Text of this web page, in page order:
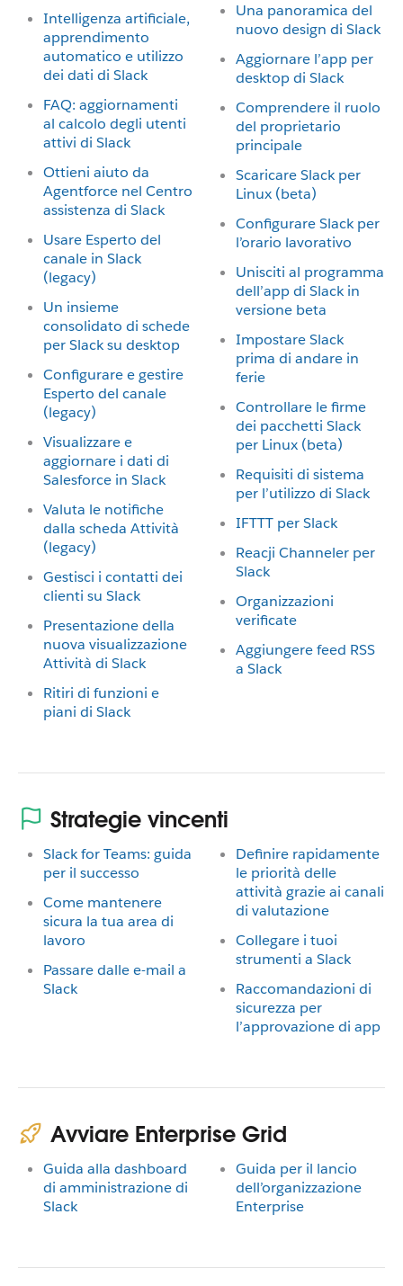
Intelligenza artificiale,
apprendimento
automatico e utilizzo
dei dati di Slack
FAQ: aggiornamenti
al calcolo degli utenti
attivi di Slack
Ottieni aiuto da
Agentforce nel Centro
assistenza di Slack
Usare Esperto del
canale in Slack
(legacy)
Un insieme
consolidato di schede
per Slack su desktop
Configurare e gestire
Esperto del canale
(legacy)
Visualizzare e
aggiornare i dati di
Salesforce in Slack
Valuta le notifiche
dalla scheda Attività
(legacy)
Gestisci i contatti dei
clienti su Slack
Presentazione della
nuova visualizzazione
Attività di Slack
Ritiri di funzioni e
piani di Slack
Una panoramica del
nuovo design di Slack
Aggiornare l’app per
desktop di Slack
Comprendere il ruolo
del proprietario
principale
Scaricare Slack per
Linux (beta)
Configurare Slack per
l’orario lavorativo
Unisciti al programma
dell’app di Slack in
versione beta
Impostare Slack
prima di andare in
ferie
Controllare le firme
dei pacchetti Slack
per Linux (beta)
Requisiti di sistema
per l’utilizzo di Slack
IFTTT per Slack
Reacji Channeler per
Slack
Organizzazioni
verificate
Aggiungere feed RSS
a Slack
Strategie vincenti
Slack for Teams: guida
per il successo
Come mantenere
sicura la tua area di
lavoro
Passare dalle e-mail a
Slack
Definire rapidamente
le priorità delle
attività grazie ai canali
di valutazione
Collegare i tuoi
strumenti a Slack
Raccomandazioni di
sicurezza per
l’approvazione di app
Avviare Enterprise Grid
Guida alla dashboard
di amministrazione di
Slack
Guida per il lancio
dell’organizzazione
Enterprise